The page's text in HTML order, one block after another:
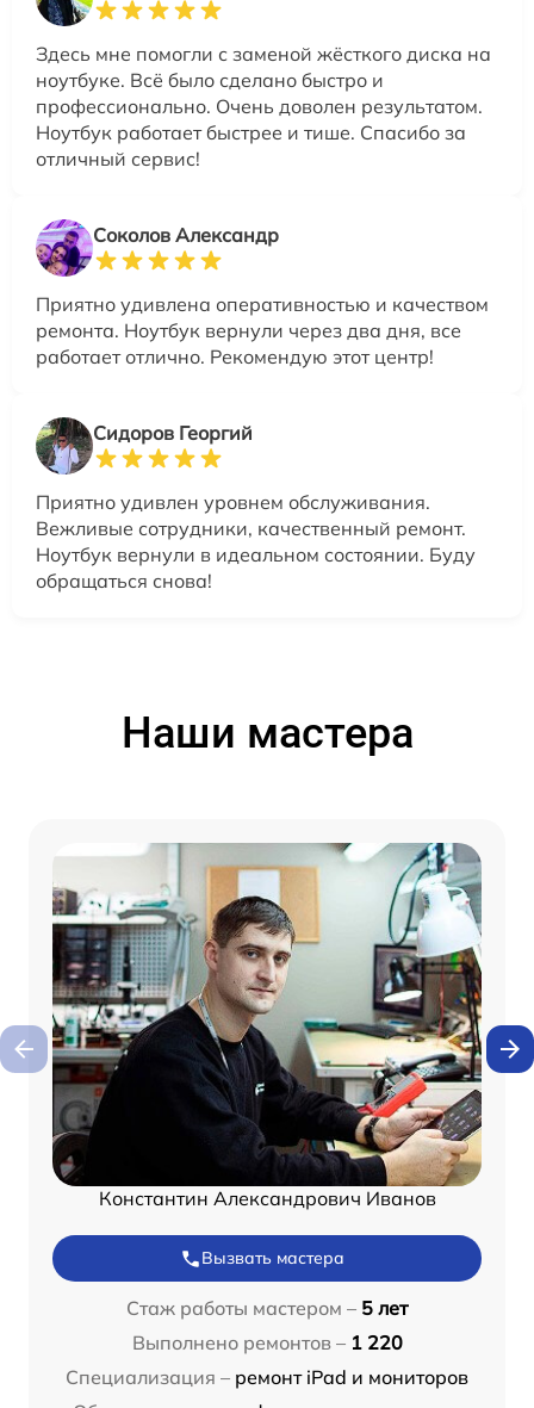
Здесь мне помогли с заменой жёсткого диска на
ноутбуке. Всё было сделано быстро и
профессионально. Очень доволен результатом.
Ноутбук работает быстрее и тише. Спасибо за
отличный сервис!
Соколов Александр
Приятно удивлена оперативностью и качеством
ремонта. Ноутбук вернули через два дня, все
работает отлично. Рекомендую этот центр!
Сидоров Георгий
Приятно удивлен уровнем обслуживания.
Вежливые сотрудники, качественный ремонт.
Ноутбук вернули в идеальном состоянии. Буду
обращаться снова!
Наши мастера
Константин Александрович Иванов
Вызвать мастера
Стаж работы мастером – 5 лет
Выполнено ремонтов – 1 220
Специализация – ремонт iPad и мониторов